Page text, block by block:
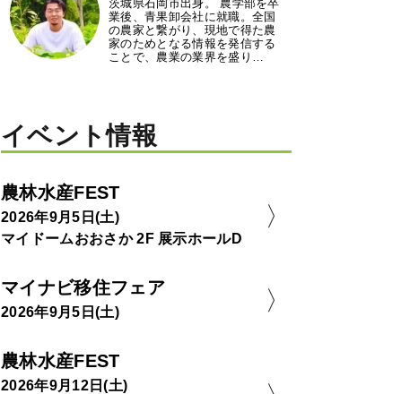
茨城県石岡市出身。 農学部を卒
業後、青果卸会社に就職。全国
の農家と繋がり、現地で得た農
家のためとなる情報を発信する
ことで、農業の業界を盛り…
イベント情報
農林水産FEST
2026年9月5日(土)
マイドームおおさか 2F 展示ホールD
マイナビ移住フェア
2026年9月5日(土)
農林水産FEST
2026年9月12日(土)